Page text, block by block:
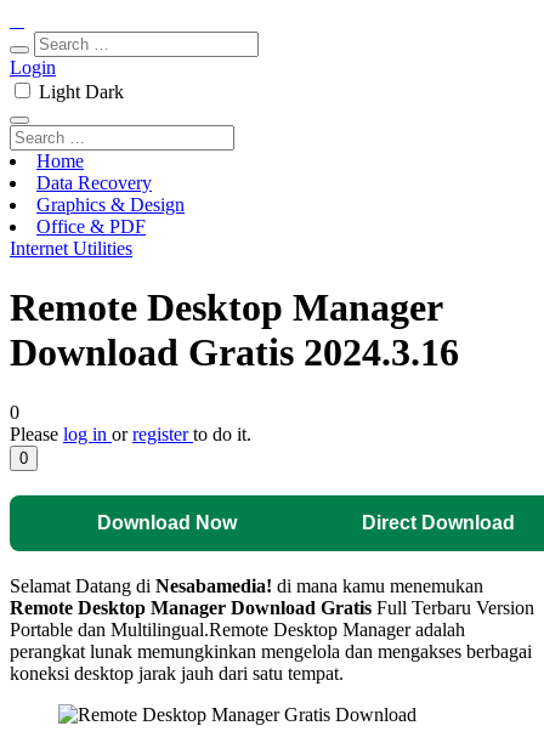
Login
Light Dark
Home
Data Recovery
Graphics & Design
Office & PDF
Internet Utilities
Remote Desktop Manager
Download Gratis 2024.3.16
0
Please log in orregisterto do it.
0
Download Now Direct Download
Selamat Datang di Nesabamedia! di mana kamu menemukan
Remote Desktop Manager Download Gratis Full Terbaru Version
Portable dan Multilingual.Remote Desktop Manager adalah
perangkat lunak memungkinkan mengelola dan mengakses berbagai
koneksi desktop jarak jauh dari satu tempat.